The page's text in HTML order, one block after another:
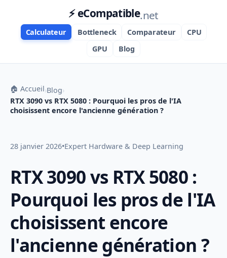
⚡ eCompatible.net
Calculateur Bottleneck Comparateur
CPU
GPU
Blog
🏠 Accueil›Blog›
RTX 3090 vs RTX 5080 : Pourquoi les pros de l'IA
choisissent encore l'ancienne génération ?
28 janvier 2026•Expert Hardware & Deep Learning
RTX 3090 vs RTX 5080 :
Pourquoi les pros de l'IA
choisissent encore
l'ancienne génération ?